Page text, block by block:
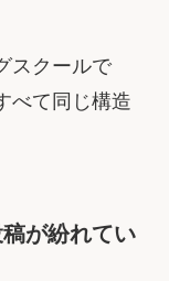
スクールで
べて同じ構造
が紛れてい